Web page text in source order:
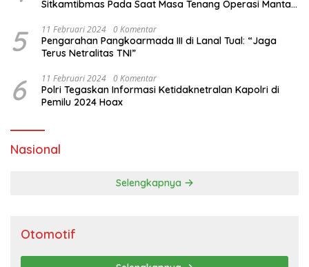
Sitkamtibmas Pada Saat Masa Tenang Operasi Mantap
5 11 Februari 2024 0 Komentar
Pengarahan Pangkoarmada III di Lanal Tual: “Jaga
Terus Netralitas TNI”
6 11 Februari 2024 0 Komentar
Polri Tegaskan Informasi Ketidaknetralan Kapolri di
Pemilu 2024 Hoax
Nasional
Selengkapnya
Otomotif